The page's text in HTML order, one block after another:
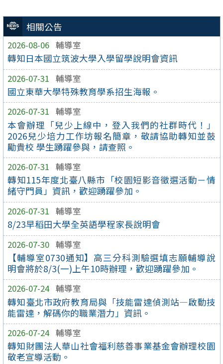
相關公告
2026-08-06 輔導室
轉知日本國立筑波大學入學留學說明會資訊
2026-07-31 輔導室
國立東華大學特殊教育學系招生海報。
2026-07-31 輔導室
本會辦理「兒少上線中，登入我們的社群時代！」
2026兒少培力工作坊報名簡章，敬請協助轉知並鼓
勵貴校 學生踴躍參與，請查照。
2026-07-31 輔導室
轉知115年度北臺八縣市「校園短影音徵選活動－情
緒守門員」資訊，歡迎踴躍參加。
2026-07-31 輔導室
8/23早稻田大學全英語學程家長說明會
2026-07-30 輔導室
【輔導室0730通知】高三分科測驗選填志願輔導說
明會將於8/3(一)上午10時辦理，歡迎踴躍參加。
2026-07-24 輔導室
轉知臺北市政府教育局與「技能雷達偵測站—啟動技
能雷達，解碼你的職業潛力」資訊。
2026-07-24 輔導室
轉知財團法人華山社會福利慈善事業基金會辦理校園
敬老宣導活動。